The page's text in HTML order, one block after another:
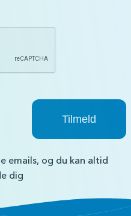
emails, og du kan altid
dig